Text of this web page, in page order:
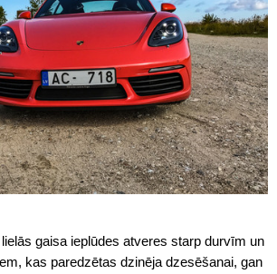
gaisa ieplūdes atveres starp durvīm un
kas paredzētas dzinēja dzesēšanai, gan